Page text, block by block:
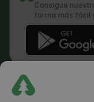
Consigue
forma más fácil